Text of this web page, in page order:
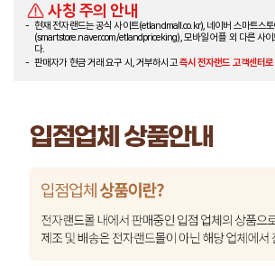
사칭 주의 안내
현재 전자랜드는 공식 사이트(etlandmall.co.kr), 네이버 스마트스토
(smartstore.naver.com/etlandpriceking), 모바일 어플 외 다른 사
다.
판매자가 현금 거래 요구 시, 거부하시고즉시 전자랜드 고객센터